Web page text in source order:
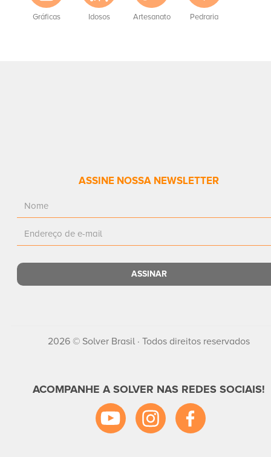
Gráficas Idosos Artesanato Pedraria
ASSINE NOSSA NEWSLETTER
2026 © Solver Brasil · Todos direitos reservados
ACOMPANHE A SOLVER NAS REDES SOCIAIS!